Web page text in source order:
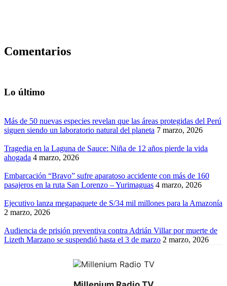
Comentarios
Lo último
Más de 50 nuevas especies revelan que las áreas protegidas del Perú
siguen siendo un laboratorio natural del planeta 7 marzo, 2026
Tragedia en la Laguna de Sauce: Niña de 12 años pierde la vida
ahogada 4 marzo, 2026
Embarcación “Bravo” sufre aparatoso accidente con más de 160
pasajeros en la ruta San Lorenzo – Yurimaguas 4 marzo, 2026
Ejecutivo lanza megapaquete de S/34 mil millones para la Amazonía
2 marzo, 2026
Audiencia de prisión preventiva contra Adrián Villar por muerte de
Lizeth Marzano se suspendió hasta el 3 de marzo 2 marzo, 2026